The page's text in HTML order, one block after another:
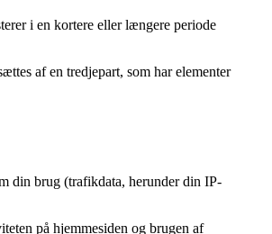
i en kortere eller længere periode
af en tredjepart, som har elementer
din brug (trafikdata, herunder din IP-
på hjemmesiden og brugen af